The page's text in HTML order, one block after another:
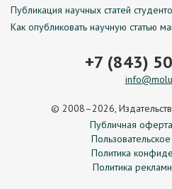
Публикация научных статей
Как опубликовать научную статью
+7 (843)
© 2008–2026,
Публичная
Политика
Политика